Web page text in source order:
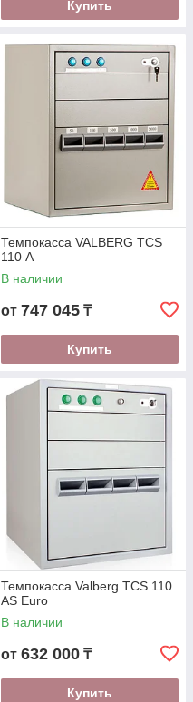
Купить
Темпокасса VALBERG TCS
110 А
В наличии
от 747 045 ₸
Купить
Темпокасса Valberg TCS 110
AS Euro
В наличии
от 632 000 ₸
Купить